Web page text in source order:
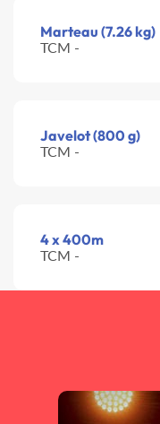
Marteau (7.26 kg)
TCM -
Javelot (800 g)
TCM -
4 x 400m
TCM -